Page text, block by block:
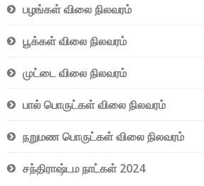
பழங்கள் விலை நிலவரம்
பூக்கள் விலை நிலவரம்
முட்டை விலை நிலவரம்
பால் பொருட்கள் விலை நிலவரம்
நறுமண பொருட்கள் விலை நிலவரம்
சந்திராஷ்டம நாட்கள் 2024